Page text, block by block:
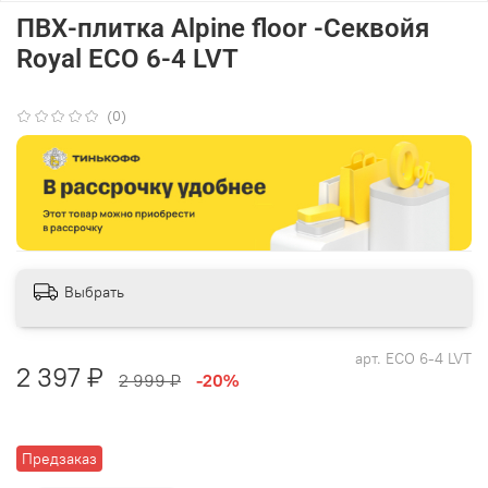
(0)
арт. ЕСО 6-4 LVT
Предзаказ
ПВХ-плитка Alpine floor -Секвойя
Royal ЕСО 6-4 LVT
2 397 ₽ 2 999 ₽ -20%
Выбрать